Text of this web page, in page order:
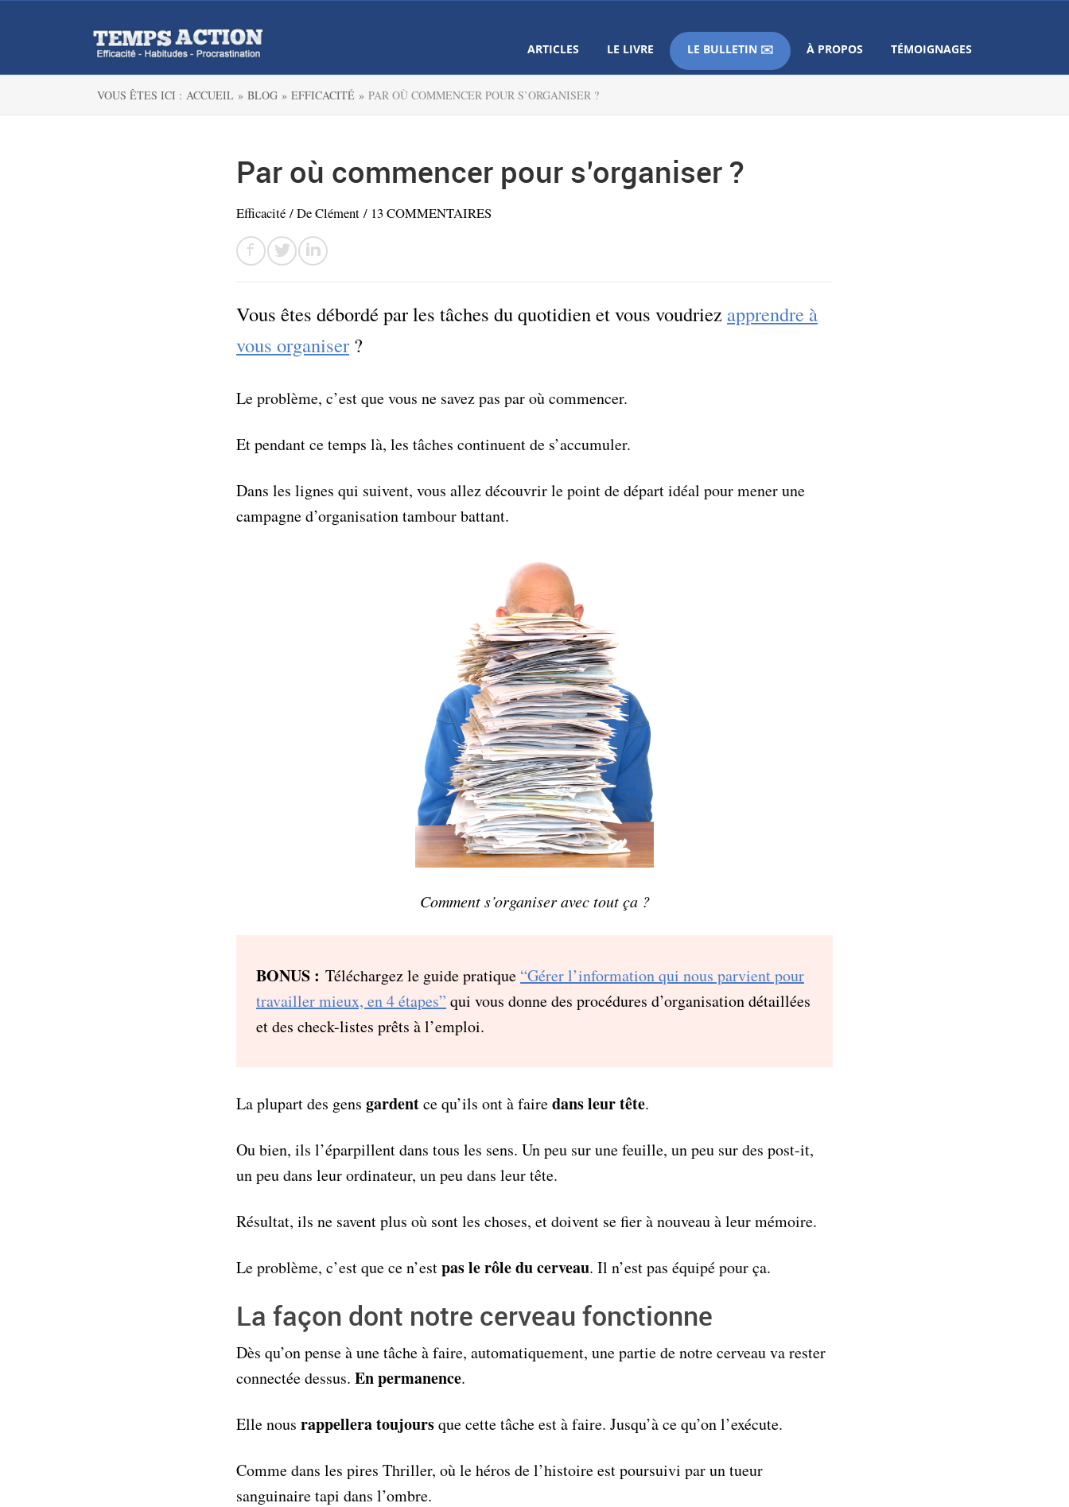
ARTICLES LE LIVRE LE BULLETIN ✉️ À PROPOS TÉMOIGNAGES
VOUS ÊTES ICI : ACCUEIL » BLOG » EFFICACITÉ » PAR OÙ COMMENCER POUR S’ORGANISER ?
Par où commencer pour s’organiser ?
Efficacité / DeClément / 13 COMMENTAIRES
Vous êtes débordé par les tâches du quotidien et vous voudriez apprendre à
vous organiser ?
Le problème, c’est que vous ne savez pas par où commencer.
Et pendant ce temps là, les tâches continuent de s’accumuler.
Dans les lignes qui suivent, vous allez découvrir le point de départ idéal pour mener une
campagne d’organisation tambour battant.
Comment s’organiser avec tout ça ?
BONUS : Téléchargez le guide pratique “Gérer l’information qui nous parvient pour
travailler mieux, en 4 étapes” qui vous donne des procédures d’organisation détaillées
et des check-listes prêts à l’emploi.
La plupart des gens gardentce qu’ils ont à fairedans leur tête.
Ou bien, ils l’éparpillent dans tous les sens. Un peu sur une feuille, un peu sur des post-it,
un peu dans leur ordinateur, un peu dans leur tête.
Résultat, ils ne savent plus où sont les choses, et doivent se fier à nouveau à leur mémoire.
Le problème, c’est que ce n’estpas le rôle du cerveau. Il n’est pas équipé pour ça.
La façon dont notre cerveau fonctionne
Dès qu’on pense à une tâche à faire, automatiquement, une partie de notre cerveau va rester
connectée dessus. En permanence.
Elle nous rappellera toujoursque cette tâche est à faire. Jusqu’à ce qu’on l’exécute.
Comme dans les pires Thriller, où le héros de l’histoire est poursuivi par un tueur
sanguinaire tapi dans l’ombre.